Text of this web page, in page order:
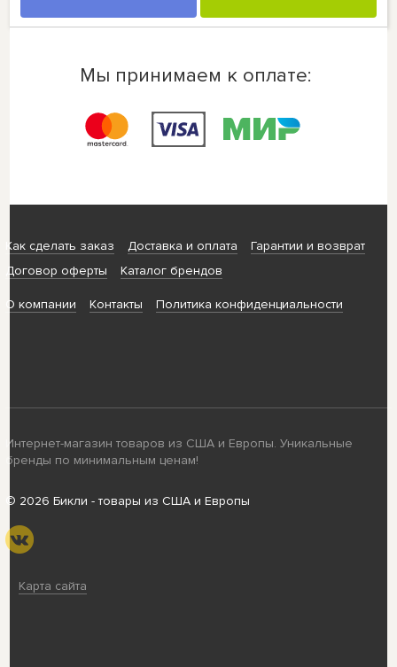
Мы принимаем к оплате:
Как сделать заказ Доставка и оплата
Гарантии и возврат
Договор оферты
Каталог брендов
О компании Контакты Политика конфиденциальности
Интернет-магазин товаров из США и Европы. Уникальные
бренды по минимальным ценам!
© 2026 Бикли - товары из США и Европы
Карта сайта